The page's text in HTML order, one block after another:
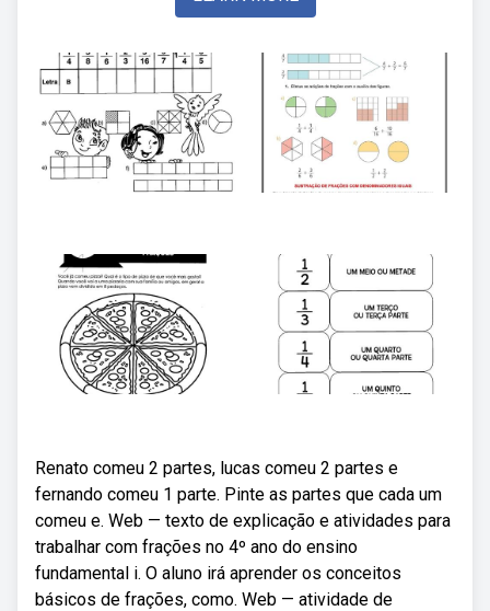
Renato comeu 2 partes, lucas comeu 2 partes e
fernando comeu 1 parte. Pinte as partes que cada um
comeu e. Web — texto de explicação e atividades para
trabalhar com frações no 4º ano do ensino
fundamental i. O aluno irá aprender os conceitos
básicos de frações, como. Web — atividade de